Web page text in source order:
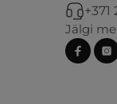
+371
Jälgi